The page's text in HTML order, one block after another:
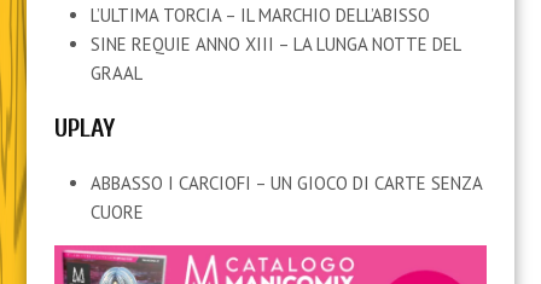
L’ULTIMA TORCIA – IL MARCHIO DELL’ABISSO
SINE REQUIE ANNO XIII – LA LUNGA NOTTE DEL
GRAAL
UPLAY
ABBASSO I CARCIOFI – UN GIOCO DI CARTE SENZA
CUORE